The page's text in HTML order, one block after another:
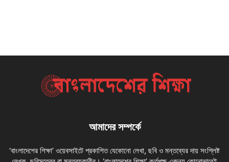
আমাদের সম্পর্কে
‘বাংলাদেশের শিক্ষা’ ওয়েবসাইটে প্রকাশিত যেকোনো লেখা, ছবি ও মন্তব্যের দায় সংশ্লিষ্ট